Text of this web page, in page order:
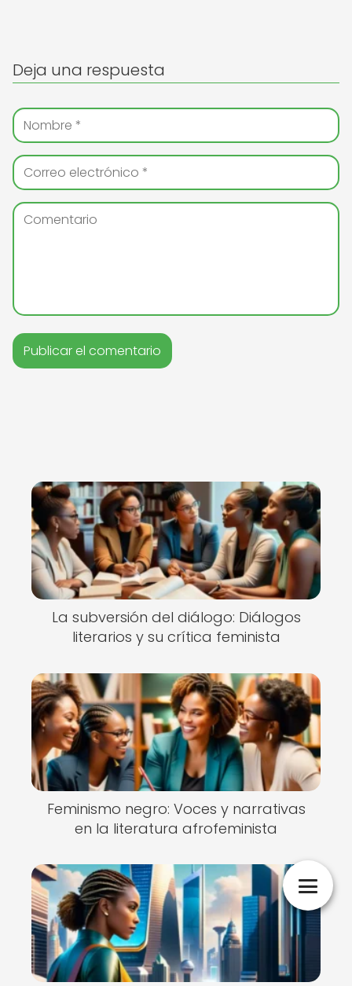
Deja una respuesta
La subversión del diálogo: Diálogos
literarios y su crítica feminista
Feminismo negro: Voces y narrativas
en la literatura afrofeminista